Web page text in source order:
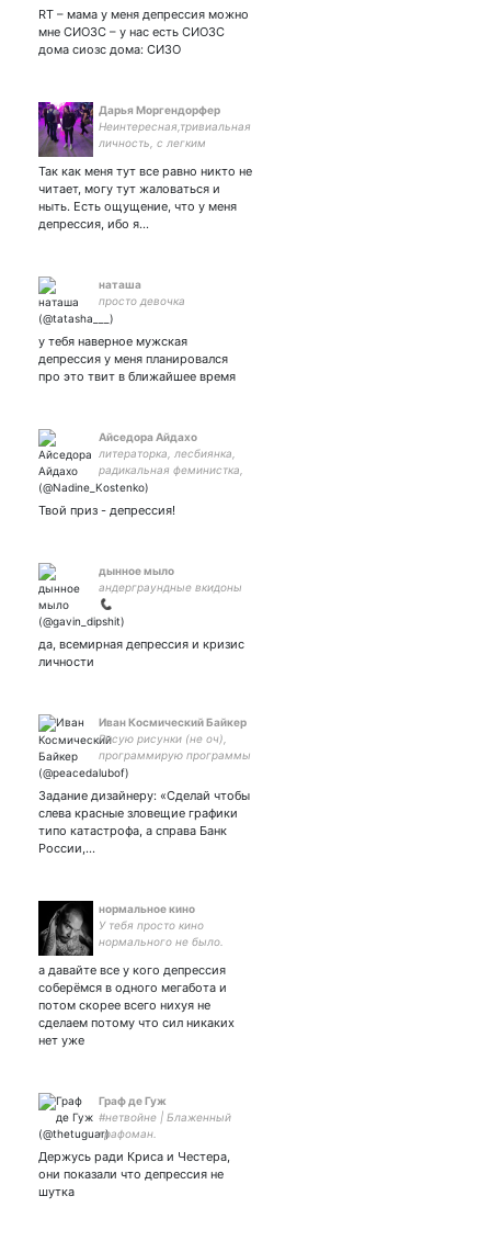
RT – мама у меня депрессия можно
мне СИОЗС – у нас есть СИОЗС
дома сиозс дома: СИЗО
Дарья Моргендорфер
Неинтересная,тривиальная
личность, с легким
Так как меня тут все равно никто не
читает, могу тут жаловаться и
ныть. Есть ощущение, что у меня
депрессия, ибо я…
наташа
просто девочка
у тебя наверное мужская
депрессия у меня планировался
про это твит в ближайшее время
Айседора Айдахо
литераторка, лесбиянка,
радикальная феминистка,
она/её only, - на фикбуке
Твой приз - депрессия!
дынное мыло
андерграундные вкидоны
📞
да, всемирная депрессия и кризис
личности
Иван Космический Байкер
Рисую рисунки (не оч),
программирую программы
(по-разному), живу жизнь
Задание дизайнеру: «Сделай чтобы
слева красные зловещие графики
типо катастрофа, а справа Банк
России,…
нормальное кино
У тебя просто кино
нормального не было.
а давайте все у кого депрессия
соберёмся в одного мегабота и
потом скорее всего нихуя не
сделаем потому что сил никаких
нет уже
Граф де Гуж
#нетвойне | Блаженный
графоман.
Принципиальный гуманист.
Амбассадор кабачковых
оладьев. | Пишу
Держусь ради Криса и Честера,
они показали что депрессия не
шутка